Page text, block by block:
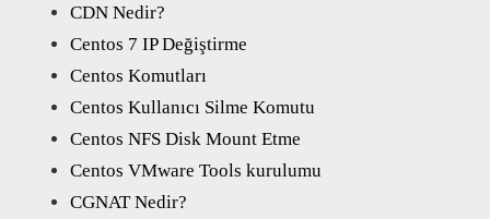
CDN Nedir?
Centos 7 IP Değiştirme
Centos Komutları
Centos Kullanıcı Silme Komutu
Centos NFS Disk Mount Etme
Centos VMware Tools kurulumu
CGNAT Nedir?